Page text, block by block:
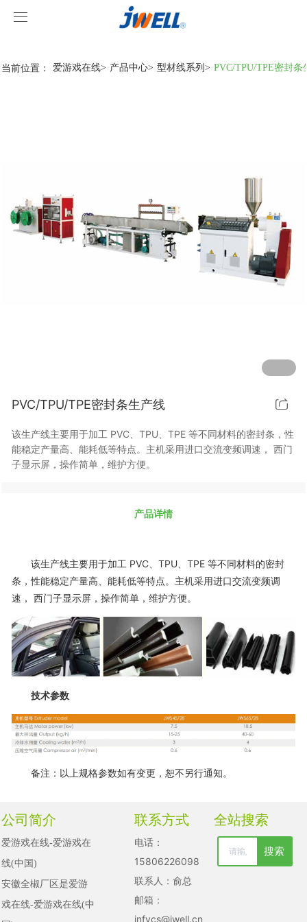
爱游戏在线
型材线系列
造粒线系列
客户视频
爱游戏在线
爱游戏在线
爱游戏在线-爱游戏在线(中国)
当前位置： 爱游戏在线> 产品中心> 型材线系列> PVC/TPU/TPE密封条
PVC/TPU/TPE密封条生产线
该生产线主要用于加工 PVC、TPU、TPE 等不同材料的密封条，性
能稳定产量高、能耗低等特点。主机采用进口交流变频调速， 西门
子显示屏，操作简单，维护方便。
产品详情
该生产线主要用于加工 PVC、TPU、TPE 等不同材料的密封
条，性能稳定产量高、能耗低等特点。主机采用进口交流变频调
速， 西门子显示屏，操作简单，维护方便。
技术参数
备注：以上规格参数如有变更，恕不另行通知。
公司简介
爱游戏在线-爱游戏在
线(中国)
安徽全椒厂区是爱游
戏在线-爱游戏在线(中
联系方式
电话：
15806226098
联系人：俞总
邮箱：
infycs@jwell.cn
全站搜索
搜索
清空记录
历史记录